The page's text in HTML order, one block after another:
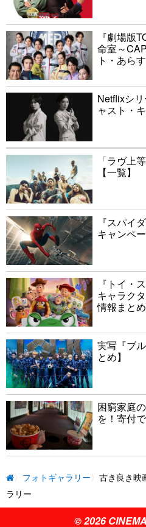
『劇場版
命室～
ト・あら
Netflixシ
ャスト・
「ラヴ上
【一覧】
『スパイ
キャンペ
『トイ・
キャラク
情報まとめ
実写『ブ
とめ】
困窮家庭
を！寄付
フォトギャラリー
古き良き映
ラリー
© 2026